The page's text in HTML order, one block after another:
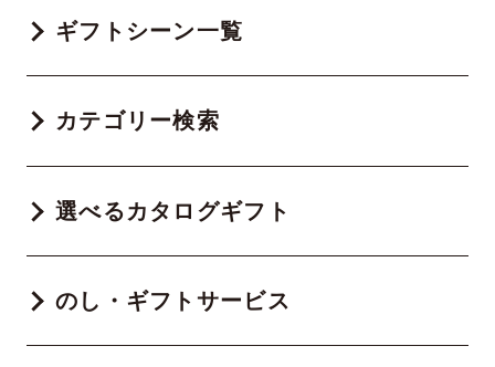
ギフトシーン一覧
カテゴリー検索
選べるカタログギフト
のし・ギフトサービス